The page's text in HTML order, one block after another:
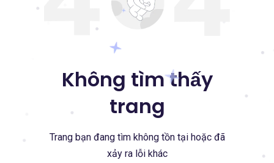
Không tìm thấy
trang
Trang bạn đang tìm không tồn tại hoặc đã
xảy ra lỗi khác